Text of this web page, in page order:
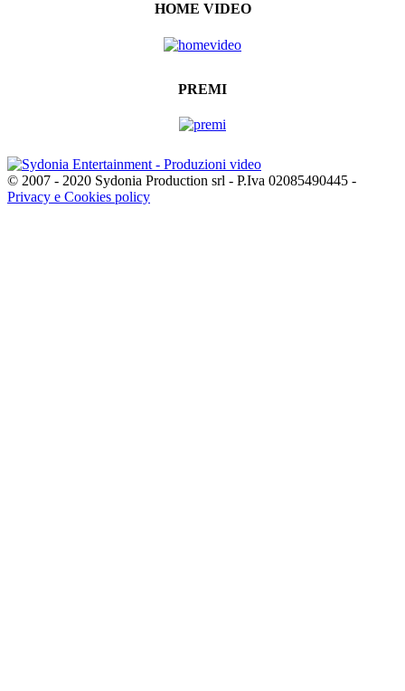
HOME VIDEO
PREMI
© 2007 - 2020 Sydonia Production srl - P.Iva 02085490445 -
Privacy e Cookies policy